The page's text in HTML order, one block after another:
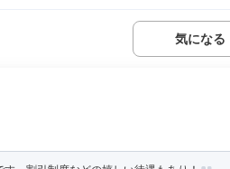
気になる